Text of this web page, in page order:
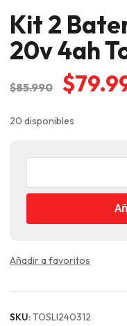
Kit 2
20v 4ah
$85.990
El
original
$
20 disponibles
Baterías
Litio-
20v
Añadir a favoritos
SKU:TOSLI240312